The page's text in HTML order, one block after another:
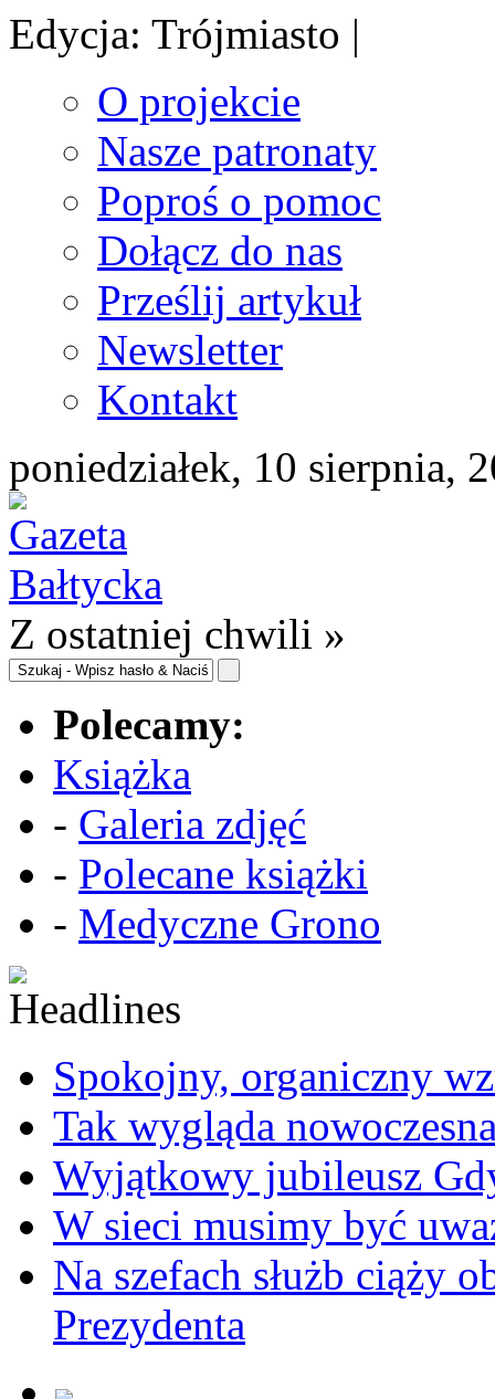
Edycja: Trójmiasto |
O projekcie
Nasze patronaty
Poproś o pomoc
Dołącz do nas
Prześlij artykuł
Newsletter
Kontakt
poniedziałek, 10 sierpnia,
Z ostatniej chwili »
Polecamy:
Książka
- Galeria zdjęć
- Polecane książki
- Medyczne Grono
Spokojny, organiczny
Tak wygląda
Wyjątkowy jubileusz
W sieci musimy być
Na szefach służb ciąży
Prezydenta